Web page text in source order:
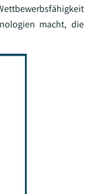
macht, die